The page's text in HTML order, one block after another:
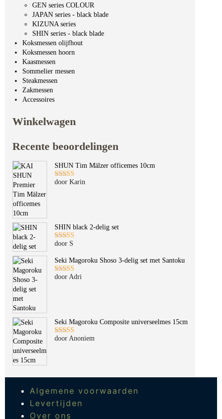
GEN series COLOUR
JAPAN series - black blade
KIZUNA series
SHIN series - black blade
Koksmessen olijfhout
Koksmessen hoorn
Kaasmessen
Sommelier messen
Steakmessen
Zakmessen
Accessoires
Winkelwagen
Recente beoordelingen
SHUN Tim Mälzer officemes 10cm
Gewaardeerd
door Karin
SHIN black 2-delig set
Gewaardeerd
door S
Seki Magoroku Shoso 3-delig set met Santoku
Gewaardeerd
door Adri
Seki Magoroku Composite universeelmes 15cm
Gewaardeerd
door Anoniem
Algemene voorwaarden
Levertijden
Over ons